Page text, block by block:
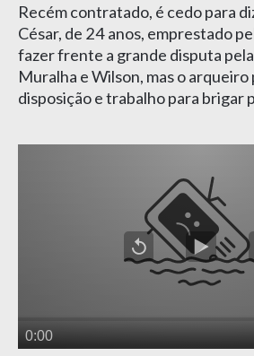
Recém contratado, é cedo para
César, de 24 anos, emprestado
fazer frente a grande disputa
Muralha e Wilson, mas o
disposição e trabalho para brigar